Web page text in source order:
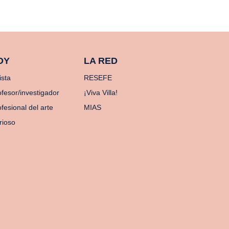
investigador
del arte
LA RED
RESEFE
¡Viva Villa!
MIAS